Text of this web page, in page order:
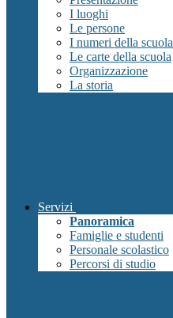
I luoghi
Le persone
I numeri della scuola
Le carte della scuola
Organizzazione
La storia
Servizi
Panoramica
Famiglie e studenti
Personale scolastico
Percorsi di studio